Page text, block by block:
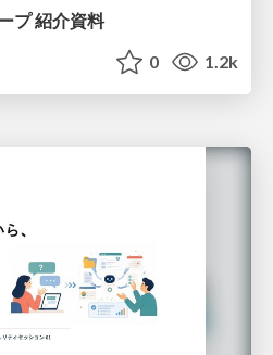
プ 紹介資料
0 1.2k